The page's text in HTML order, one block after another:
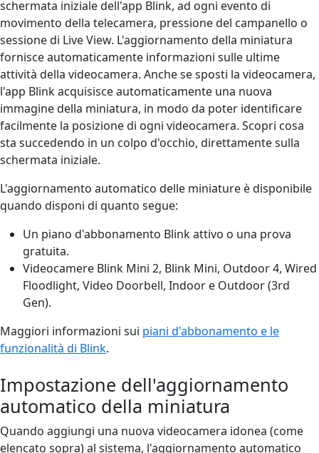
schermata iniziale dell'app Blink, ad ogni evento di
movimento della telecamera, pressione del campanello o
sessione di Live View. L'aggiornamento della miniatura
fornisce automaticamente informazioni sulle ultime
attività della videocamera. Anche se sposti la videocamera,
l'app Blink acquisisce automaticamente una nuova
immagine della miniatura, in modo da poter identificare
facilmente la posizione di ogni videocamera. Scopri cosa
sta succedendo in un colpo d'occhio, direttamente sulla
schermata iniziale.
L'aggiornamento automatico delle miniature è disponibile
quando disponi di quanto segue:
Un piano d'abbonamento Blink attivo o una prova
gratuita.
Videocamere Blink Mini 2, Blink Mini, Outdoor 4, Wired
Floodlight, Video Doorbell, Indoor e Outdoor (3rd
Gen).
Maggiori informazioni sui piani d'abbonamento e le
funzionalità di Blink.
Impostazione dell'aggiornamento
automatico della miniatura
Quando aggiungi una nuova videocamera idonea (come
elencato sopra) al sistema, l'aggiornamento automatico